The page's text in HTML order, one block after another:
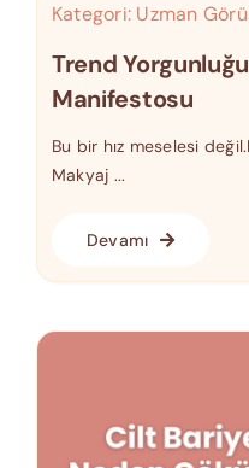
Kategori: Uzman
Trend
Manifestosu
Bu bir hız meselesi
Makyaj ...
Devamı